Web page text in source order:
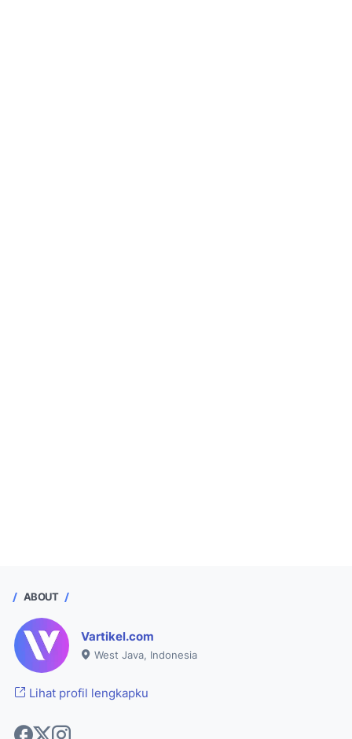
ABOUT
Vartikel.com
West Java, Indonesia
Lihat profil lengkapku